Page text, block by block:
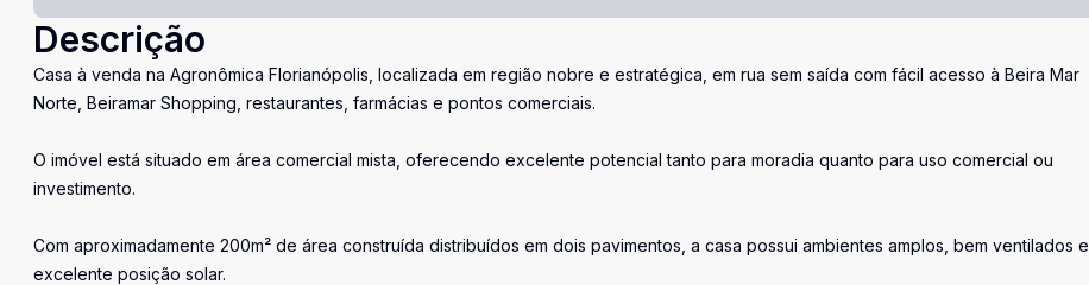
Descrição
Casa à venda na Agronômica Florianópolis, localizada em região nobre e estratégica, em rua sem saída com fácil acesso à Beira Mar
Norte, Beiramar Shopping, restaurantes, farmácias e pontos comerciais.
O imóvel está situado em área comercial mista, oferecendo excelente potencial tanto para moradia quanto para uso comercial ou
investimento.
Com aproximadamente 200m² de área construída distribuídos em dois pavimentos, a casa possui ambientes amplos, bem ventilados e
excelente posição solar.